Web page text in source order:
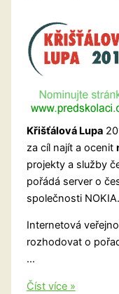
Křišťálová Lupa
za cíl najít a ocenit
projekty a služby
pořádá server o
společnosti NOKIA.
Internetová
rozhodovat o
…
Nominujte
Číst více »